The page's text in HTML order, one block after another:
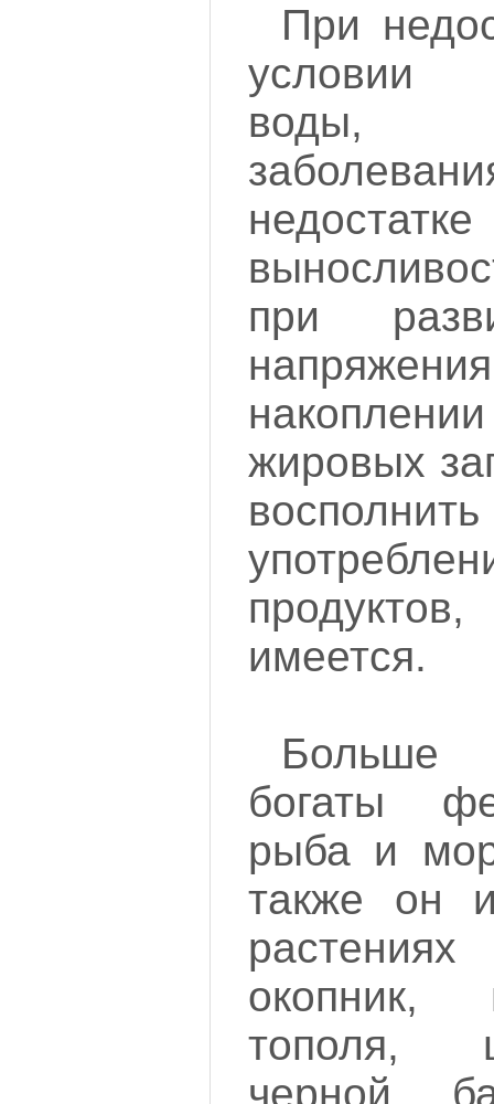
При
условии
воды,
при
жировых
имеется.
Больше
богаты
рыба и
также он
окопник,
тополя,
черной,